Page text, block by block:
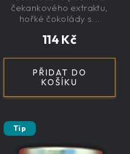
sirupem 100g -
nízkokalorická,
114 Kč
PŘIDAT DO
KOŠÍKU
čekankového extraktu,
hořké čokolády s...
Tip